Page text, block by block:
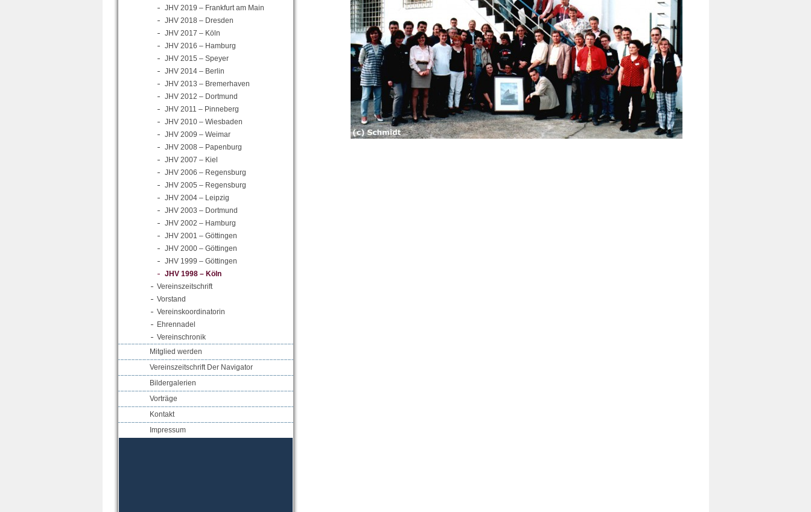
JHV 2019 – Frankfurt am Main
JHV 2018 – Dresden
JHV 2017 – Köln
JHV 2016 – Hamburg
JHV 2015 – Speyer
JHV 2014 – Berlin
JHV 2013 – Bremerhaven
JHV 2012 – Dortmund
JHV 2011 – Pinneberg
JHV 2010 – Wiesbaden
JHV 2009 – Weimar
JHV 2008 – Papenburg
JHV 2007 – Kiel
JHV 2006 – Regensburg
JHV 2005 – Regensburg
JHV 2004 – Leipzig
JHV 2003 – Dortmund
JHV 2002 – Hamburg
JHV 2001 – Göttingen
JHV 2000 – Göttingen
JHV 1999 – Göttingen
JHV 1998 – Köln
Vereinszeitschrift
Vorstand
Vereinskoordinatorin
Ehrennadel
Vereinschronik
Mitglied werden
Vereinszeitschrift Der Navigator
Bildergalerien
Vorträge
Kontakt
Impressum